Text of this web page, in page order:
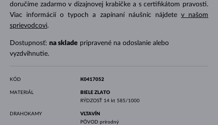
doručíme zadarmo v dizajnovej krabičke a s certifikátom pravosti.
Viac informácií o typoch a zapínaní náušníc nájdete v našom
sprievodcovi.
Dostupnosť: na sklade pripravené na odoslanie alebo
vyzdvihnutie.
KÓD K0417052
MATERIÁL
BIELE ZLATO
RÝDZOSŤ 14 kt 585/1000
DRAHOKAMY
VLTAVÍN
PÔVOD prírodný